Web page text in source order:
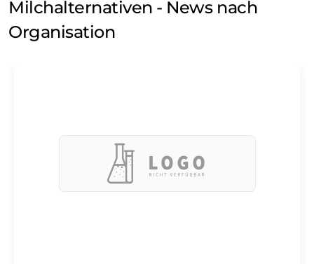
Milchalternativen - News nach
Organisation